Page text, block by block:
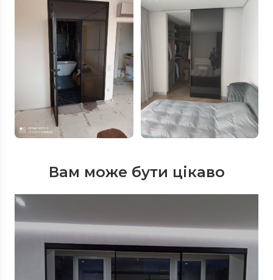
Вам може бути цікаво